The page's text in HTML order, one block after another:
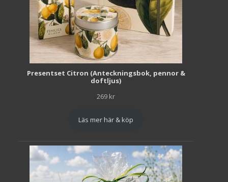
Presentset Citron (Anteckningsbok, pennor &
doftljus)
269 kr
Läs mer här & köp